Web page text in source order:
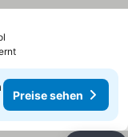
Preise sehen